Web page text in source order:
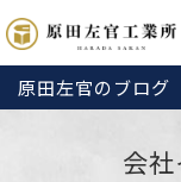
原田左官のブログ
会